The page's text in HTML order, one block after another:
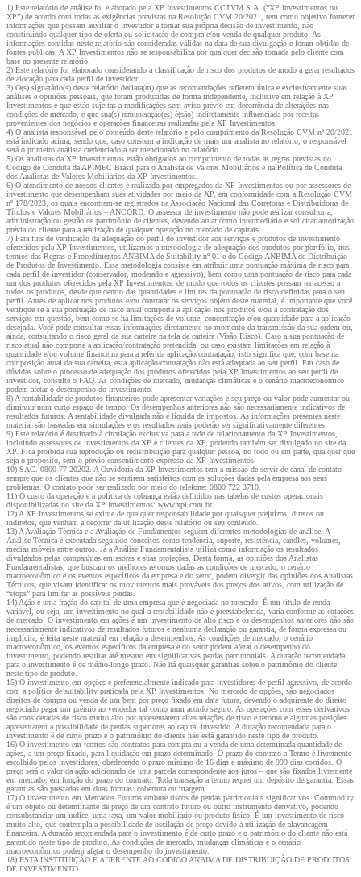
1) Este relatório de análise foi elaborado pela XP Investimentos CCTVM S.A. (“XP Investimentos ou
XP”) de acordo com todas as exigências previstas na Resolução CVM 20/2021, tem como objetivo fornecer
informações que possam auxiliar o investidor a tomar sua própria decisão de investimento, não
constituindo qualquer tipo de oferta ou solicitação de compra e/ou venda de qualquer produto. As
informações contidas neste relatório são consideradas válidas na data de sua divulgação e foram obtidas de
fontes públicas. A XP Investimentos não se responsabiliza por qualquer decisão tomada pelo cliente com
base no presente relatório.
2) Este relatório foi elaborado considerando a classificação de risco dos produtos de modo a gerar resultados
de alocação para cada perfil de investidor.
3) O(s) signatário(s) deste relatório declara(m) que as recomendações refletem única e exclusivamente suas
análises e opiniões pessoais, que foram produzidas de forma independente, inclusive em relação à XP
Investimentos e que estão sujeitas a modificações sem aviso prévio em decorrência de alterações nas
condições de mercado, e que sua(s) remuneração(es) é(são) indiretamente influenciada por receitas
provenientes dos negócios e operações financeiras realizadas pela XP Investimentos.
4) O analista responsável pelo conteúdo deste relatório e pelo cumprimento da Resolução CVM nº 20/2021
está indicado acima, sendo que, caso constem a indicação de mais um analista no relatório, o responsável
será o primeiro analista credenciado a ser mencionado no relatório.
5) Os analistas da XP Investimentos estão obrigados ao cumprimento de todas as regras previstas no
Código de Conduta da APIMEC Brasil para o Analista de Valores Mobiliários e na Política de Conduta
dos Analistas de Valores Mobiliários da XP Investimentos.
6) O atendimento de nossos clientes é realizado por empregados da XP Investimentos ou por assessores de
investimento que desempenham suas atividades por meio da XP, em conformidade com a Resolução CVM
nº 178/2023, os quais encontram-se registrados na Associação Nacional das Corretoras e Distribuidoras de
Títulos e Valores Mobiliários – ANCORD. O assessor de investimento não pode realizar consultoria,
administração ou gestão de patrimônio de clientes, devendo atuar como intermediário e solicitar autorização
prévia do cliente para a realização de qualquer operação no mercado de capitais.
7) Para fins de verificação da adequação do perfil do investidor aos serviços e produtos de investimento
oferecidos pela XP Investimentos, utilizamos a metodologia de adequação dos produtos por portfólio, nos
termos das Regras e Procedimentos ANBIMA de Suitability nº 01 e do Código ANBIMA de Distribuição
de Produtos de Investimento. Essa metodologia consiste em atribuir uma pontuação máxima de risco para
cada perfil de investidor (conservador, moderado e agressivo), bem como uma pontuação de risco para cada
um dos produtos oferecidos pela XP Investimentos, de modo que todos os clientes possam ter acesso a
todos os produtos, desde que dentro das quantidades e limites da pontuação de risco definidas para o seu
perfil. Antes de aplicar nos produtos e/ou contratar os serviços objeto deste material, é importante que você
verifique se a sua pontuação de risco atual comporta a aplicação nos produtos e/ou a contratação dos
serviços em questão, bem como se há limitações de volume, concentração e/ou quantidade para a aplicação
desejada. Você pode consultar essas informações diretamente no momento da transmissão da sua ordem ou,
ainda, consultando o risco geral da sua carteira na tela de carteira (Visão Risco). Caso a sua pontuação de
risco atual não comporte a aplicação/contratação pretendida, ou caso existam limitações em relação à
quantidade e/ou volume financeiro para a referida aplicação/contratação, isto significa que, com base na
composição atual da sua carteira, esta aplicação/contratação não está adequada ao seu perfil. Em caso de
dúvidas sobre o processo de adequação dos produtos oferecidos pela XP Investimentos ao seu perfil de
investidor, consulte o FAQ. As condições de mercado, mudanças climáticas e o cenário macroeconômico
podem afetar o desempenho do investimento.
8) A rentabilidade de produtos financeiros pode apresentar variações e seu preço ou valor pode aumentar ou
diminuir num curto espaço de tempo. Os desempenhos anteriores não são necessariamente indicativos de
resultados futuros. A rentabilidade divulgada não é líquida de impostos. As informações presentes neste
material são baseadas em simulações e os resultados reais poderão ser significativamente diferentes.
9) Este relatório é destinado à circulação exclusiva para a rede de relacionamento da XP Investimentos,
incluindo assessores de investimentos da XP e clientes da XP, podendo também ser divulgado no site da
XP. Fica proibida sua reprodução ou redistribuição para qualquer pessoa, no todo ou em parte, qualquer que
seja o propósito, sem o prévio consentimento expresso da XP Investimentos.
10) SAC. 0800 77 20202. A Ouvidoria da XP Investimentos tem a missão de servir de canal de contato
sempre que os clientes que não se sentirem satisfeitos com as soluções dadas pela empresa aos seus
problemas. O contato pode ser realizado por meio do telefone: 0800 722 3710.
11) O custo da operação e a política de cobrança estão definidos nas tabelas de custos operacionais
disponibilizadas no site da XP Investimentos: www.xpi.com.br.
12) A XP Investimentos se exime de qualquer responsabilidade por quaisquer prejuízos, diretos ou
indiretos, que venham a decorrer da utilização deste relatório ou seu conteúdo.
13) A Avaliação Técnica e a Avaliação de Fundamentos seguem diferentes metodologias de análise. A
Análise Técnica é executada seguindo conceitos como tendência, suporte, resistência, candles, volumes,
médias móveis entre outros. Já a Análise Fundamentalista utiliza como informação os resultados
divulgados pelas companhias emissoras e suas projeções. Desta forma, as opiniões dos Analistas
Fundamentalistas, que buscam os melhores retornos dadas as condições de mercado, o cenário
macroeconômico e os eventos específicos da empresa e do setor, podem divergir das opiniões dos Analistas
Técnicos, que visam identificar os movimentos mais prováveis dos preços dos ativos, com utilização de
“stops” para limitar as possíveis perdas.
14) Ação é uma fração do capital de uma empresa que é negociada no mercado. É um título de renda
variável, ou seja, um investimento no qual a rentabilidade não é preestabelecida, varia conforme as cotações
de mercado. O investimento em ações é um investimento de alto risco e os desempenhos anteriores não são
necessariamente indicativos de resultados futuros e nenhuma declaração ou garantia, de forma expressa ou
implícita, é feita neste material em relação a desempenhos. As condições de mercado, o cenário
macroeconômico, os eventos específicos da empresa e do setor podem afetar o desempenho do
investimento, podendo resultar até mesmo em significativas perdas patrimoniais. A duração recomendada
para o investimento é de médio-longo prazo. Não há quaisquer garantias sobre o patrimônio do cliente
neste tipo de produto.
15) O investimento em opções é preferencialmente indicado para investidores de perfil agressivo, de acordo
com a política de suitability praticada pela XP Investimentos. No mercado de opções, são negociados
direitos de compra ou venda de um bem por preço fixado em data futura, devendo o adquirente do direito
negociado pagar um prêmio ao vendedor tal como num acordo seguro. As operações com esses derivativos
são consideradas de risco muito alto por apresentarem altas relações de risco e retorno e algumas posições
apresentarem a possibilidade de perdas superiores ao capital investido. A duração recomendada para o
investimento é de curto prazo e o patrimônio do cliente não está garantido neste tipo de produto.
16) O investimento em termos são contratos para compra ou a venda de uma determinada quantidade de
ações, a um preço fixado, para liquidação em prazo determinado. O prazo do contrato a Termo é livremente
escolhido pelos investidores, obedecendo o prazo mínimo de 16 dias e máximo de 999 dias corridos. O
preço será o valor da ação adicionado de uma parcela correspondente aos juros – que são fixados livremente
em mercado, em função do prazo do contrato. Toda transação a termo requer um depósito de garantia. Essas
garantias são prestadas em duas formas: cobertura ou margem.
17) O investimento em Mercados Futuros embute riscos de perdas patrimoniais significativos. Commodity
é um objeto ou determinante de preço de um contrato futuro ou outro instrumento derivativo, podendo
consubstanciar um índice, uma taxa, um valor mobiliário ou produto físico. É um investimento de risco
muito alto, que contempla a possibilidade de oscilação de preço devido à utilização de alavancagem
financeira. A duração recomendada para o investimento é de curto prazo e o patrimônio do cliente não está
garantido neste tipo de produto. As condições de mercado, mudanças climáticas e o cenário
macroeconômico podem afetar o desempenho do investimento.
18) ESTA INSTITUIÇÃO É ADERENTE AO CÓDIGO ANBIMA DE DISTRIBUIÇÃO DE PRODUTOS
DE INVESTIMENTO.